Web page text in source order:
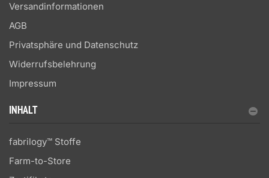
Versandinformationen
AGB
Privatsphäre und Datenschutz
Widerrufsbelehrung
Impressum
INHALT
fabrilogy™ Stoffe
Farm-to-Store